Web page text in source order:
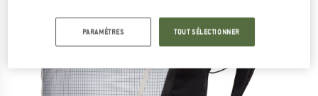
PARAMÈTRES TOUT SÉLECTIONNER